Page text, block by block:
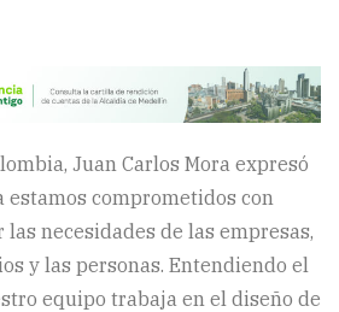
Juan Carlos Mora expresó
estamos comprometidos con
necesidades de las empresas,
y las personas. Entendiendo el
equipo trabaja en el diseño de